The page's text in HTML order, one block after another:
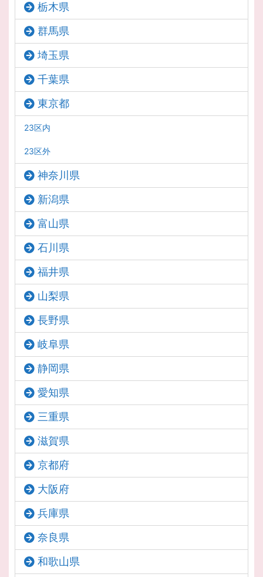
栃木県
群馬県
埼玉県
千葉県
東京都
23区内
23区外
神奈川県
新潟県
富山県
石川県
福井県
山梨県
長野県
岐阜県
静岡県
愛知県
三重県
滋賀県
京都府
大阪府
兵庫県
奈良県
和歌山県